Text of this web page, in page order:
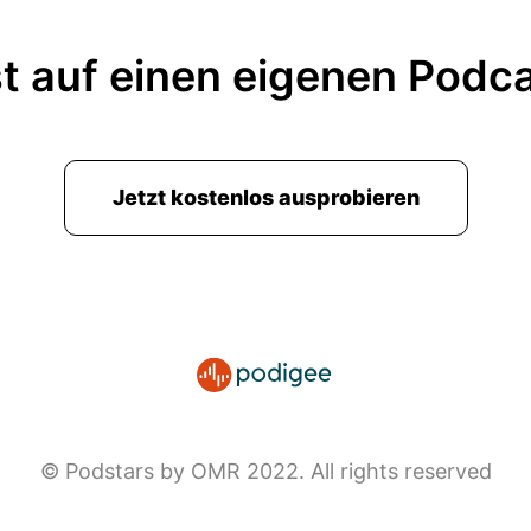
auf einen eigenen
Jetzt kostenlos ausprobieren
© Podstars by OMR 2022. All rights reserved